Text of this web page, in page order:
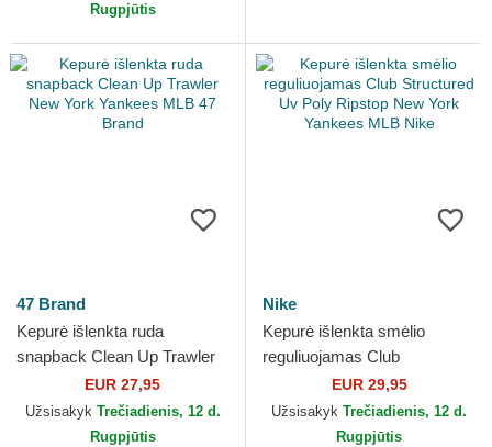
Rugpjūtis
47 Brand
Kepurė išlenkta ruda
snapback Clean Up Trawler
New York Yankees MLB 47
Brand
EUR 27,95
Užsisakyk Trečiadienis, 12 d.
Rugpjūtis
Nike
Kepurė išlenkta smėlio
reguliuojamas Club
Structured Uv Poly Ripstop
New York Yankees MLB Nike
EUR 29,95
Užsisakyk Trečiadienis, 12 d.
Rugpjūtis